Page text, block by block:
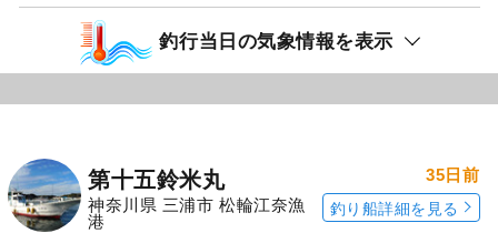
釣行当日の気象情報を表示
第十五鈴米丸
神奈川県 三浦市 松輪江奈漁
港
35日前
釣り船詳細を見る